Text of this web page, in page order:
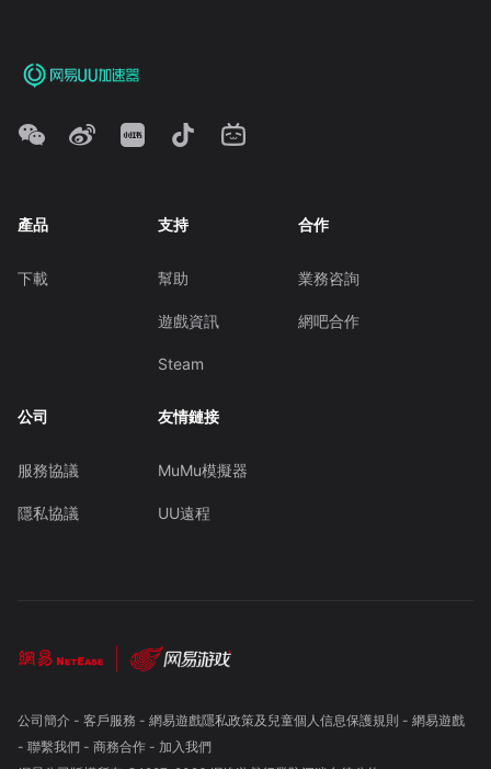
產品
下載
支持
幫助
遊戲資訊
Steam
合作
業務咨詢
網吧合作
公司
服務協議
隱私協議
友情鏈接
MuMu模擬器
UU遠程
公司簡介- 客戶服務 - 網易遊戲隱私政策及兒童個人信息保護規則 - 網易遊戲
- 聯繫我們- 商務合作- 加入我們